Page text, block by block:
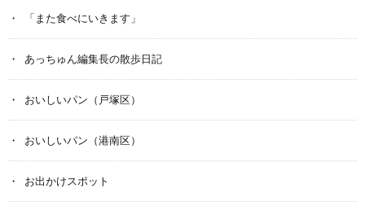
「また食べにいきます」
あっちゅん編集長の散歩日記
おいしいパン（戸塚区）
おいしいパン（港南区）
お出かけスポット